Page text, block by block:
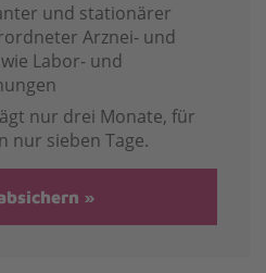
und stationärer
Arznei- und
Labor- und
nur drei Monate, für
nur sieben Tage.